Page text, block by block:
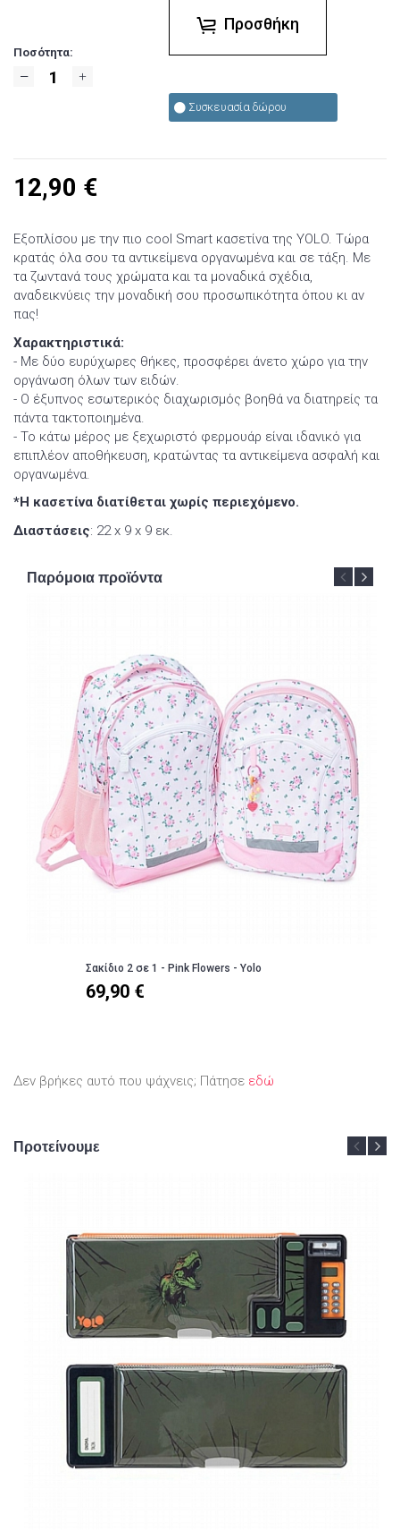
Ποσότητα:
Προσθήκη
Συσκευασία δώρου
12,90 €
Εξοπλίσου με την πιο cool Smart κασετίνα της YOLO. Τώρα
κρατάς όλα σου τα αντικείμενα οργανωμένα και σε τάξη. Με
τα ζωντανά τους χρώματα και τα μοναδικά σχέδια,
αναδεικνύεις την μοναδική σου προσωπικότητα όπου κι αν
πας!
Χαρακτηριστικά:
- Με δύο ευρύχωρες θήκες, προσφέρει άνετο χώρο για την
οργάνωση όλων των ειδών.
- Ο έξυπνος εσωτερικός διαχωρισμός βοηθά να διατηρείς τα
πάντα τακτοποιημένα.
- Το κάτω μέρος με ξεχωριστό φερμουάρ είναι ιδανικό για
επιπλέον αποθήκευση, κρατώντας τα αντικείμενα ασφαλή και
οργανωμένα.
*Η κασετίνα διατίθεται χωρίς περιεχόμενο.
Διαστάσεις: 22 x 9 x 9 εκ.
Παρόμοια προϊόντα
Σακίδιο 2 σε 1 - Pink Flowers - Yolo
69,90 €
Δεν βρήκες αυτό που ψάχνεις; Πάτησε εδώ
Προτείνουμε